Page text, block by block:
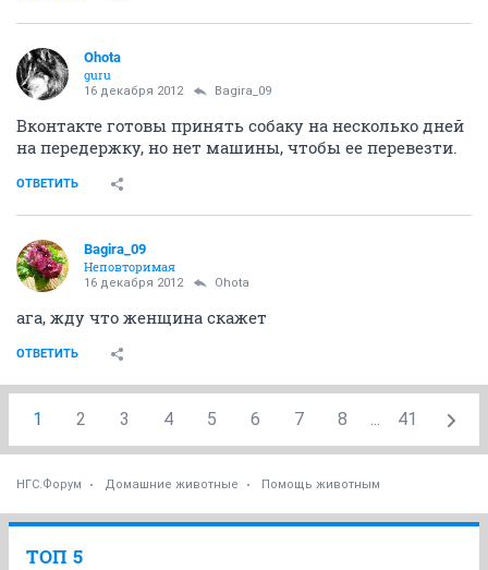
Ohota
guru
16 декабря 2012 Bagira_09
Вконтакте готовы принять собаку на несколько дней
на передержку, но нет машины, чтобы ее перевезти.
ОТВЕТИТЬ
Bagira_09
Неповторимая
16 декабря 2012 Ohota
ага, жду что женщина скажет
ОТВЕТИТЬ
1 2 3 4 5 6 7 8 ... 41
НГС.Форум Домашние животные Помощь животным
ТОП 5